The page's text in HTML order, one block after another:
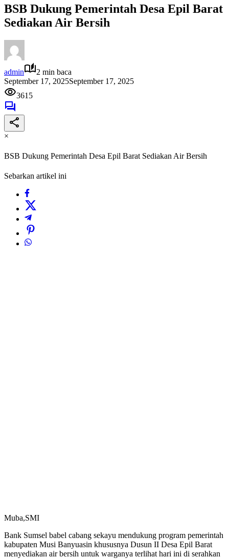
BSB Dukung Pemerintah Desa Epil Barat
Sediakan Air Bersih
admin
2 min baca
September 17, 2025September 17, 2025
3615
×
BSB Dukung Pemerintah Desa Epil Barat Sediakan Air Bersih
Sebarkan artikel ini
Muba,SMI
Bank Sumsel babel cabang sekayu mendukung program pemerintah
kabupaten Musi Banyuasin khususnya Dusun II Desa Epil Barat
menyediakan air bersih untuk warganya terlihat hari ini di serahkan